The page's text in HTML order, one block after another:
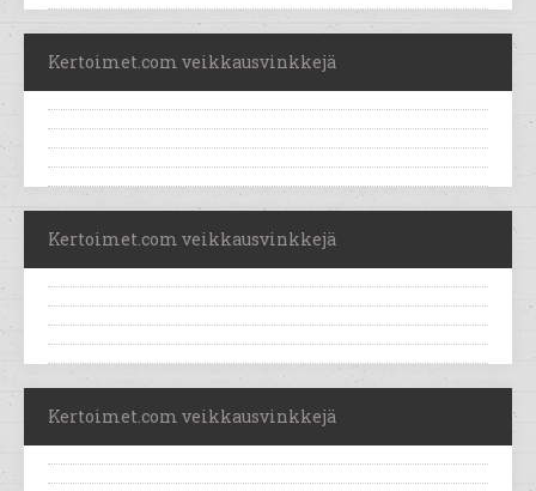
Kertoimet.com veikkausvinkkejä
Kertoimet.com veikkausvinkkejä
Kertoimet.com veikkausvinkkejä